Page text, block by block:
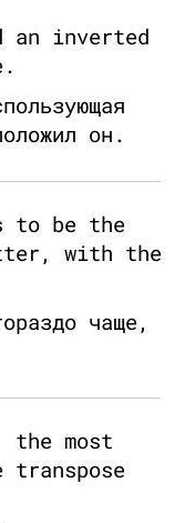
an inverted
он.
be the
with the
чаще,
most
transpose